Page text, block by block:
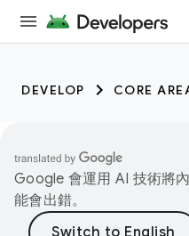
DEVELOP CORE
Google 會運用 AI 技術將
能會出錯。